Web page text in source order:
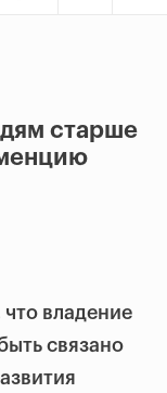
старше
владение
связано